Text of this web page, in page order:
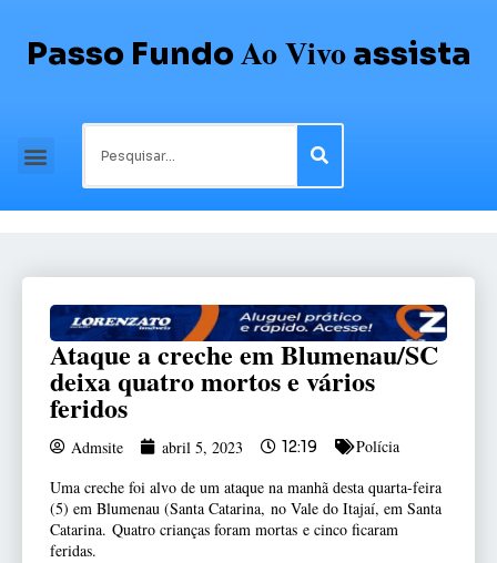
Passo Fundo Ao Vivo assista
Ataque a creche em Blumenau/SC
deixa quatro mortos e vários
feridos
Admsite abril 5, 2023 12:19
Polícia
Uma creche foi alvo de um ataque na manhã desta quarta-feira
(5) em Blumenau (Santa Catarina, no Vale do Itajaí, em Santa
Catarina. Quatro crianças foram mortas e cinco ficaram
feridas.